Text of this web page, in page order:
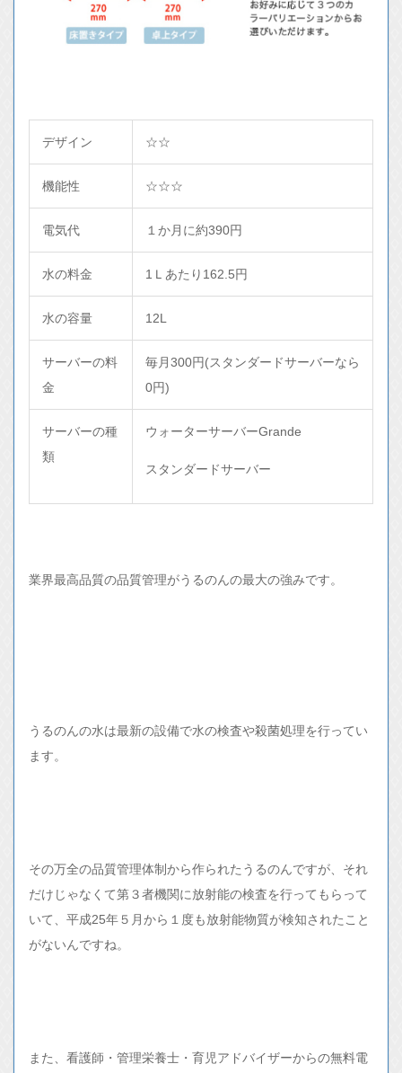
デザイン ☆☆
機能性 ☆☆☆
電気代 １か月に約390円
水の料金 1Ｌあたり162.5円
水の容量 12L
サーバーの料
金
毎月300円(スタンダードサーバーなら
0円)
サーバーの種
類
ウォーターサーバーGrande
スタンダードサーバー
業界最高品質の品質管理がうるのんの最大の強みです。
うるのんの水は最新の設備で水の検査や殺菌処理を行ってい
ます。
その万全の品質管理体制から作られたうるのんですが、それ
だけじゃなくて第３者機関に放射能の検査を行ってもらって
いて、平成25年５月から１度も放射能物質が検知されたこと
がないんですね。
また、看護師・管理栄養士・育児アドバイザーからの無料電